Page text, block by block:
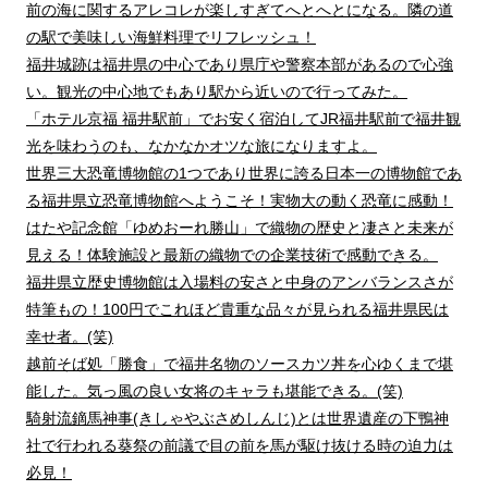
前の海に関するアレコレが楽しすぎてへとへとになる。隣の道
の駅で美味しい海鮮料理でリフレッシュ！
福井城跡は福井県の中心であり県庁や警察本部があるので心強
い。観光の中心地でもあり駅から近いので行ってみた。
「ホテル京福 福井駅前」でお安く宿泊してJR福井駅前で福井観
光を味わうのも、なかなかオツな旅になりますよ。
世界三大恐竜博物館の1つであり世界に誇る日本一の博物館であ
る福井県立恐竜博物館へようこそ！実物大の動く恐竜に感動！
はたや記念館「ゆめおーれ勝山」で織物の歴史と凄さと未来が
見える！体験施設と最新の織物での企業技術で感動できる。
福井県立歴史博物館は入場料の安さと中身のアンバランスさが
特筆もの！100円でこれほど貴重な品々が見られる福井県民は
幸せ者。(笑)
越前そば処「勝食」で福井名物のソースカツ丼を心ゆくまで堪
能した。気っ風の良い女将のキャラも堪能できる。(笑)
騎射流鏑馬神事(きしゃやぶさめしんじ)とは世界遺産の下鴨神
社で行われる葵祭の前議で目の前を馬が駆け抜ける時の迫力は
必見！